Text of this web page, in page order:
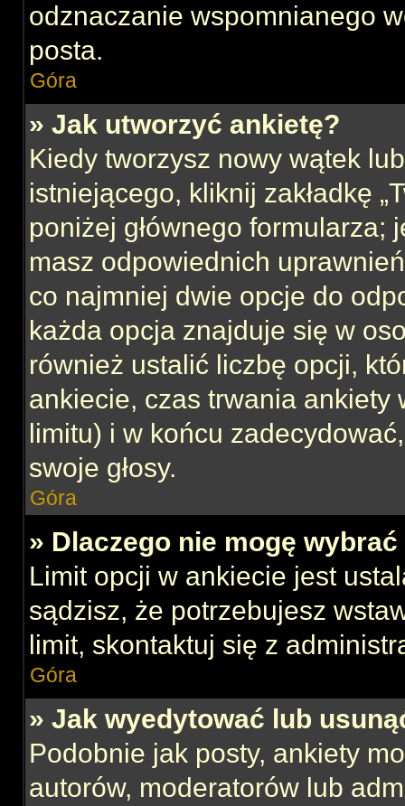
odznaczanie wspomnianego
posta.
Góra
» Jak utworzyć ankietę?
Kiedy tworzysz nowy wątek
istniejącego, kliknij zakładkę
poniżej głównego formularza;
masz odpowiednich
co najmniej dwie opcje do
każda opcja znajduje się w
również ustalić liczbę opcji,
ankiecie, czas trwania ankiety
limitu) i w końcu
swoje głosy.
Góra
» Dlaczego nie mogę
Limit opcji w ankiecie jest
sądzisz, że potrzebujesz
limit, skontaktuj się z
Góra
» Jak wyedytować lub
Podobnie jak posty, ankiety
autorów, moderatorów lub